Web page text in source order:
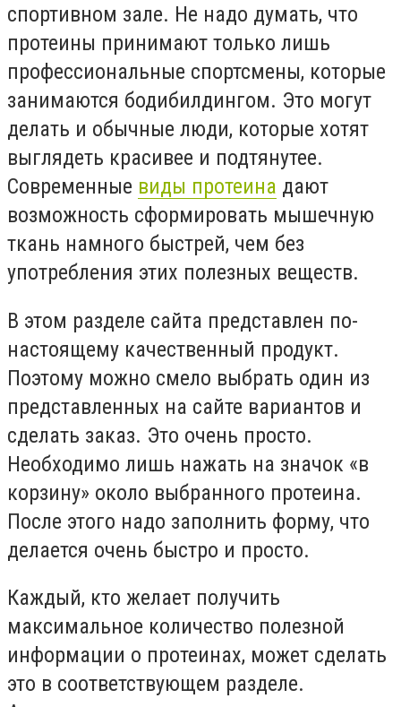
спортивном зале. Не надо думать, что
протеины принимают только лишь
профессиональные спортсмены, которые
занимаются бодибилдингом. Это могут
делать и обычные люди, которые хотят
выглядеть красивее и подтянутее.
Современные виды протеина дают
возможность сформировать мышечную
ткань намного быстрей, чем без
употребления этих полезных веществ.
В этом разделе сайта представлен по-
настоящему качественный продукт.
Поэтому можно смело выбрать один из
представленных на сайте вариантов и
сделать заказ. Это очень просто.
Необходимо лишь нажать на значок «в
корзину» около выбранного протеина.
После этого надо заполнить форму, что
делается очень быстро и просто.
Каждый, кто желает получить
максимальное количество полезной
информации о протеинах, может сделать
это в соответствующем разделе.